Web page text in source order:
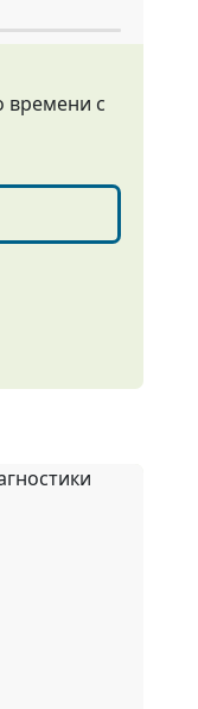
времени с